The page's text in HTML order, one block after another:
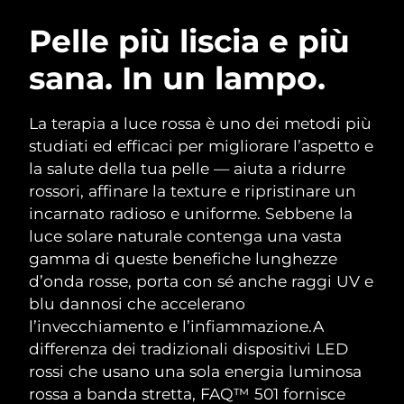
Pelle più liscia e più
sana. In un lampo.
La terapia a luce rossa è uno dei metodi più
studiati ed efficaci per migliorare l’aspetto e
la salute della tua pelle — aiuta a ridurre
rossori, affinare la texture e ripristinare un
incarnato radioso e uniforme. Sebbene la
luce solare naturale contenga una vasta
gamma di queste benefiche lunghezze
d’onda rosse, porta con sé anche raggi UV e
blu dannosi che accelerano
l’invecchiamento e l’infiammazione.A
differenza dei tradizionali dispositivi LED
rossi che usano una sola energia luminosa
rossa a banda stretta, FAQ™ 501 fornisce
LUNA™ 4 pacchetto
Anti-aging massage
LUNA™ 4 Plus
Massage, LED heating
LUNA™ 4 Men
For men, anti-aging massage
BEAR™ 2 pacchetto
Microcurrent toning
BEAR™ 2 go
Microcurrent toning on-the-go
BEAR™ 2 eyes & lips
Microcurrent line smoothing device
Idratazione
UFO™ 3 pacchetto
Deep facial hydration
UFO™ 3 LED
Near-infrared and red light therapy
device
Igiene orale
issa™ 4
Hybrid silicone sonic toothbrush
issa™ 4 plus
Smart hybrid silicone sonic toothbrush
TRATTAMENTI ANTI-AGE FAQ™
Anti-age Trattamenti LED
NEW
Austria Consegna stimata 8/10/26
Bahrein Consegna stimata
Belgio
Bermuda Consegna stimata8/16/26
Bosnia ed
Erzegovina
Consegna stimata 8/13/26
Brunei Consegna stimata8/15/26
Bulgaria Consegna stimata
Canada Consegna stimata8/14/26
Cile Consegna stimata